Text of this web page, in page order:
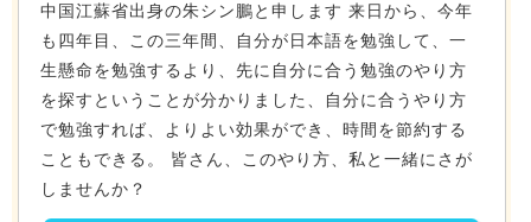
中国江蘇省出身の朱シン鵬と申します 来日から、今年
も四年目、この三年間、自分が日本語を勉強して、一
生懸命を勉強するより、先に自分に合う勉強のやり方
を探すということが分かりました、自分に合うやり方
で勉強すれば、よりよい効果ができ、時間を節約する
こともできる。 皆さん、このやり方、私と一緒にさが
しませんか？